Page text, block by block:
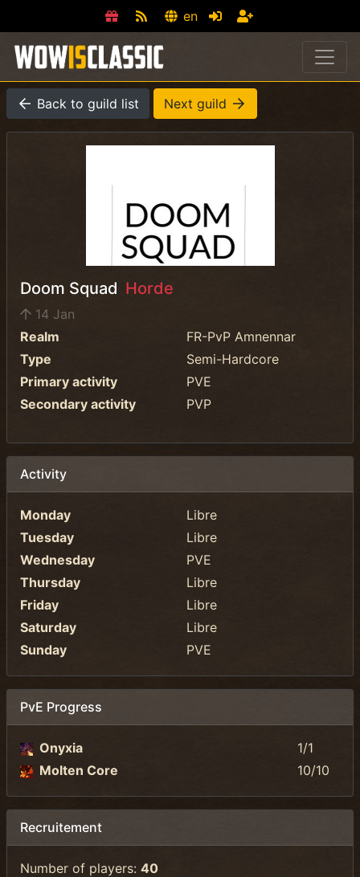
en
Back to guild list Next guild
Doom Squad Horde
14 Jan
Realm
FR-PvP Amnennar
Type
Semi-Hardcore
Primary activity
PVE
Secondary activity
PVP
Activity
Monday
Libre
Tuesday
Libre
Wednesday
PVE
Thursday
Libre
Friday
Libre
Saturday
Libre
Sunday
PVE
PvE Progress
Onyxia
1/1
Molten Core
10/10
Recruitement
Number of players: 40